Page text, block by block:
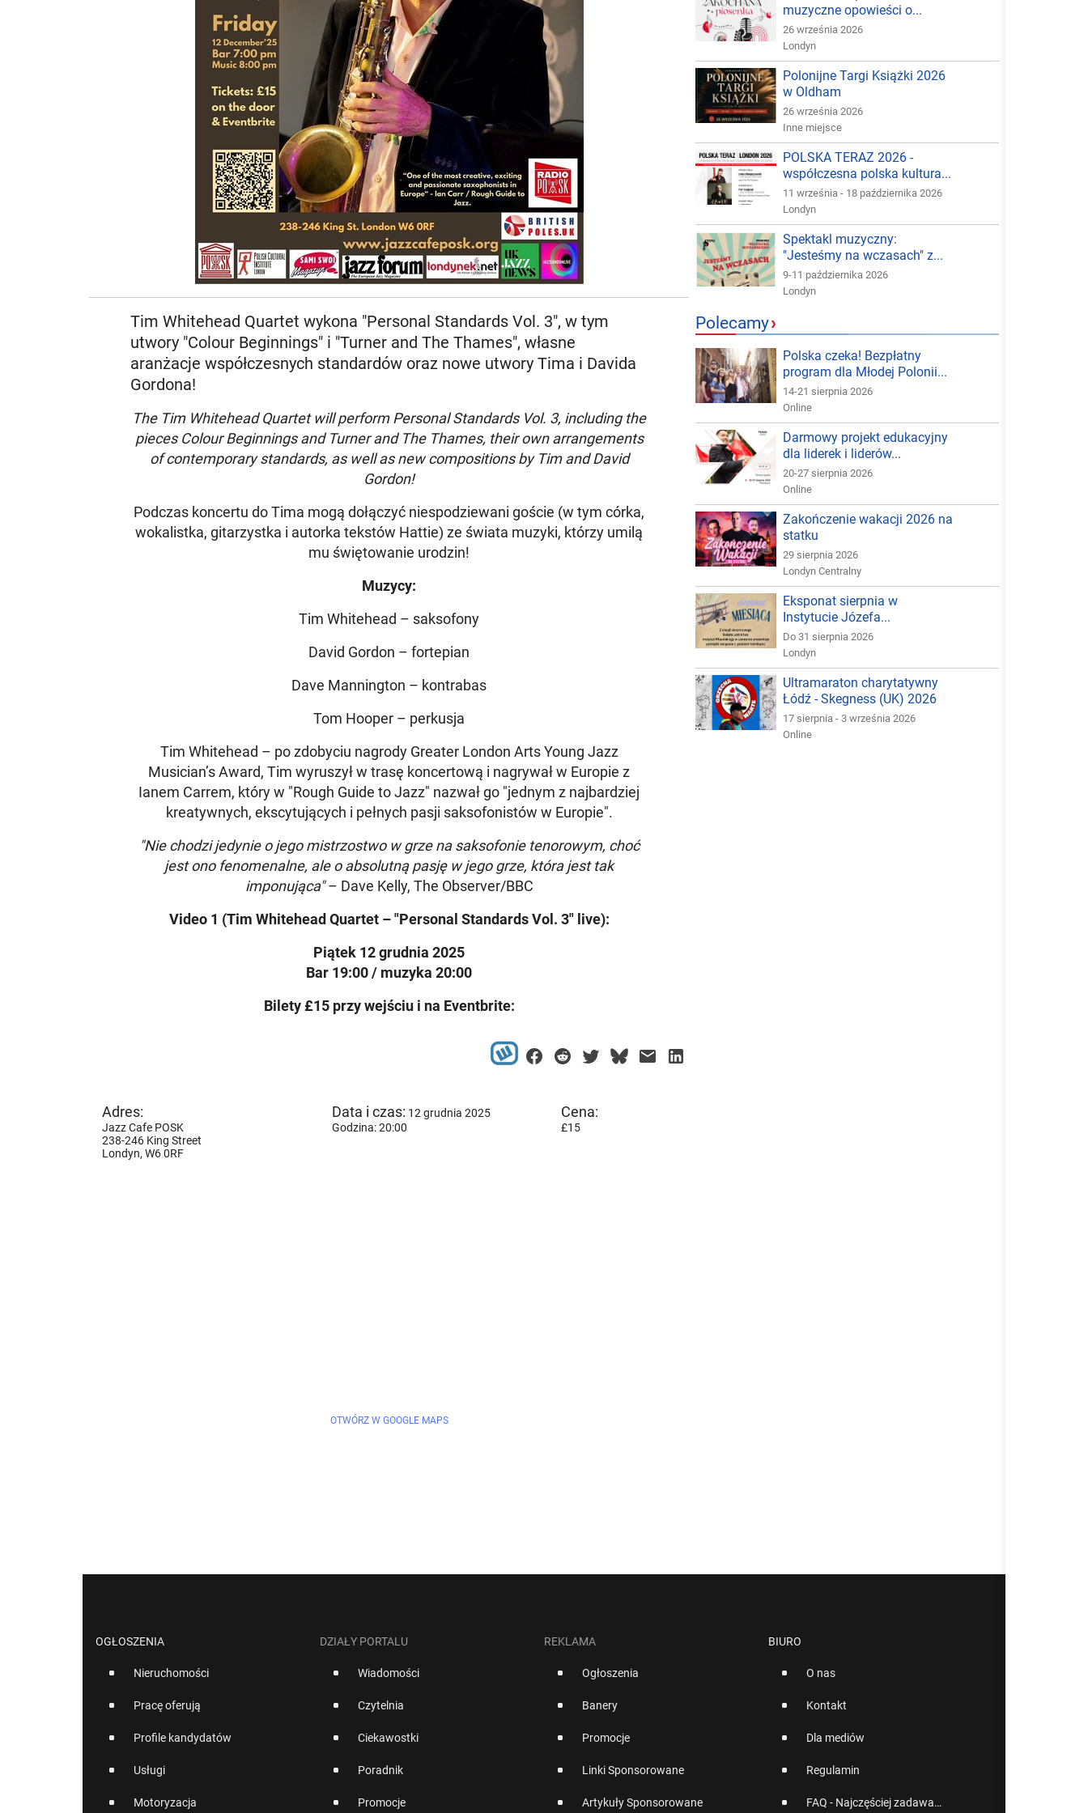
Tim Whitehead Quartet wykona "Personal Standards Vol. 3", w tym
utwory "Colour Beginnings" i "Turner and The Thames", własne
aranżacje współczesnych standardów oraz nowe utwory Tima i Davida
Gordona!
The Tim Whitehead Quartet will perform Personal Standards Vol. 3, including the
pieces Colour Beginnings and Turner and The Thames, their own arrangements
of contemporary standards, as well as new compositions by Tim and David
Gordon!
Podczas koncertu do Tima mogą dołączyć niespodziewani goście (w tym córka,
wokalistka, gitarzystka i autorka tekstów Hattie) ze świata muzyki, którzy umilą
mu świętowanie urodzin!
Muzycy:
Tim Whitehead – saksofony
David Gordon – fortepian
Dave Mannington – kontrabas
Tom Hooper – perkusja
Tim Whitehead – po zdobyciu nagrody Greater London Arts Young Jazz
Musician’s Award, Tim wyruszył w trasę koncertową i nagrywał w Europie z
Ianem Carrem, który w "Rough Guide to Jazz" nazwał go "jednym z najbardziej
kreatywnych, ekscytujących i pełnych pasji saksofonistów w Europie".
"Nie chodzi jedynie o jego mistrzostwo w grze na saksofonie tenorowym, choć
jest ono fenomenalne, ale o absolutną pasję w jego grze, która jest tak
imponująca"– Dave Kelly, The Observer/BBC
Video 1 (Tim Whitehead Quartet – "Personal Standards Vol. 3" live):
Piątek 12 grudnia 2025
Bar 19:00 / muzyka 20:00
Bilety £15 przy wejściu i na Eventbrite:
Adres:
Jazz Cafe POSK
238-246 King Street
Londyn, W6 0RF
Data i czas: 12 grudnia 2025
Godzina: 20:00
Cena:
£15
OTWÓRZ W GOOGLE MAPS
muzyczne opowieści o...
26 września 2026
Londyn
Polonijne Targi Książki 2026
w Oldham
26 września 2026
Inne miejsce
POLSKA TERAZ 2026 -
współczesna polska kultura...
11 września - 18 października 2026
Londyn
Spektakl muzyczny:
"Jesteśmy na wczasach" z...
9-11 października 2026
Londyn
Polecamy›
Polska czeka! Bezpłatny
program dla Młodej Polonii...
14-21 sierpnia 2026
Online
Darmowy projekt edukacyjny
dla liderek i liderów...
20-27 sierpnia 2026
Online
Zakończenie wakacji 2026 na
statku
29 sierpnia 2026
Londyn Centralny
Eksponat sierpnia w
Instytucie Józefa...
Do 31 sierpnia 2026
Londyn
Ultramaraton charytatywny
Łódź - Skegness (UK) 2026
17 sierpnia - 3 września 2026
Online
OGŁOSZENIA
Nieruchomości
Pracę oferują
Profile kandydatów
Usługi
Motoryzacja
DZIAŁY PORTALU
Wiadomości
Czytelnia
Ciekawostki
Poradnik
Promocje
REKLAMA
Ogłoszenia
Banery
Promocje
Linki Sponsorowane
Artykuły Sponsorowane
BIURO
O nas
Kontakt
Dla mediów
Regulamin
FAQ - Najczęściej zadawane pytania